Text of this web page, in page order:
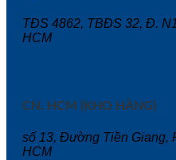
TĐS 4862, TBĐS 32, Đ.
HCM
CN. HCM (KHO HÀNG)
số 13, Đường Tiền Giang,
HCM